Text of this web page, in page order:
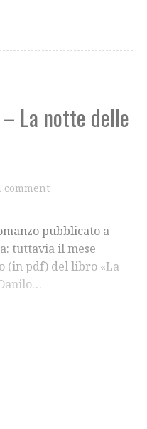
La notte delle
comment
pubblicato a
tuttavia il mese
(in pdf) del libro «La